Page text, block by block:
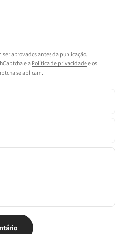
ser aprovados antes da publicação.
e a Política de privacidadee os
se aplicam.